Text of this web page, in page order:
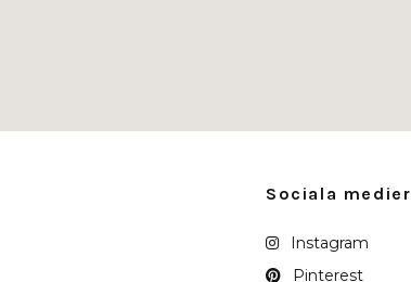
Sociala medier
Instagram
Pinterest